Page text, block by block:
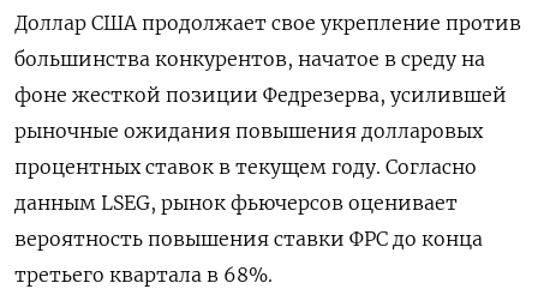
Доллар США продолжает свое укрепление против
большинства конкурентов, начатое в среду на
фоне жесткой позиции Федрезерва, усилившей
рыночные ‌ожидания повышения долларовых
процентных ставок в текущем году. Согласно
данным LSEG, рынок фьючерсов оценивает
вероятность повышения ставки ФРС до конца
третьего квартала в 68%.